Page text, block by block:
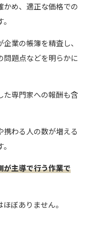
かめ、適正な価格での
業の帳簿を精査し、
問題点などを明らかに
た専門家への報酬も含
わる人の数が増える
が主導で行う作業で
ぼありません。